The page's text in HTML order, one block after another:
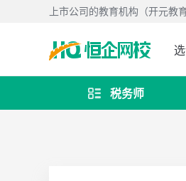
上市公司的教育机构（开元
 税务师